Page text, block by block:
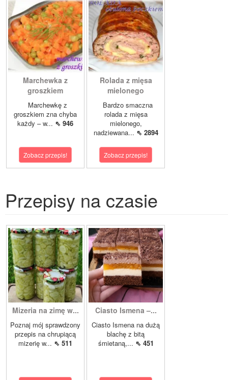
Marchewka z
groszkiem
Marchewkę z
groszkiem zna chyba
każdy – w... ⇖ 946
Zobacz przepis!
Rolada z mięsa
mielonego
Bardzo smaczna
rolada z mięsa
mielonego,
nadziewana... ⇖ 2894
Zobacz przepis!
Przepisy na czasie
Mizeria na zimę w...
Poznaj mój sprawdzony
przepis na chrupiącą
mizerię w... ⇖ 511
Ciasto Ismena –...
Ciasto Ismena na dużą
blachę z bitą
śmietaną,... ⇖ 451